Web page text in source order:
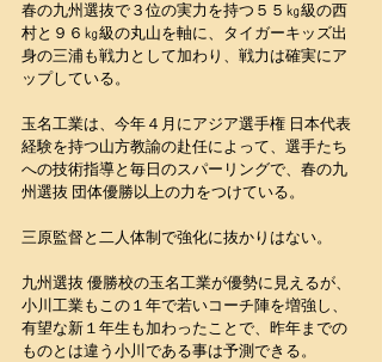
春の九州選抜で３位の実力を持つ５５㎏級の西
村と９６㎏級の丸山を軸に、タイガーキッズ出
身の三浦も戦力として加わり、戦力は確実にア
ップしている。
玉名工業は、今年４月にアジア選手権 日本代表
経験を持つ山方教諭の赴任によって、選手たち
への技術指導と毎日のスパーリングで、春の九
州選抜 団体優勝以上の力をつけている。
三原監督と二人体制で強化に抜かりはない。
九州選抜 優勝校の玉名工業が優勢に見えるが、
小川工業もこの１年で若いコーチ陣を増強し、
有望な新１年生も加わったことで、昨年までの
ものとは違う小川である事は予測できる。